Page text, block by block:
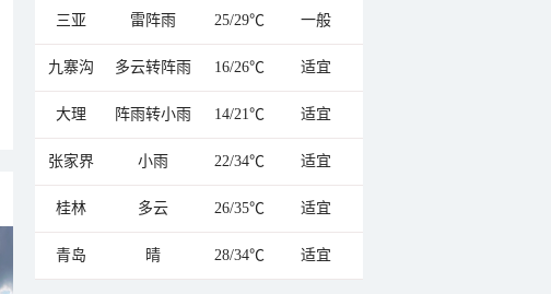
三亚 雷阵雨 25/29℃ 一般
九寨沟 多云转阵雨 16/26℃ 适宜
大理 阵雨转小雨 14/21℃ 适宜
张家界 小雨 22/34℃ 适宜
桂林 多云 26/35℃ 适宜
青岛 晴 28/34℃ 适宜